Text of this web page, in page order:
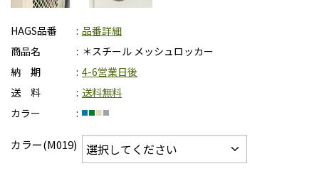
HAGS品番
品番詳細
商品名
＊スチール メッシュロッカー
納 期
4-6営業日後
送 料
送料無料
カラー
カラー(M019)